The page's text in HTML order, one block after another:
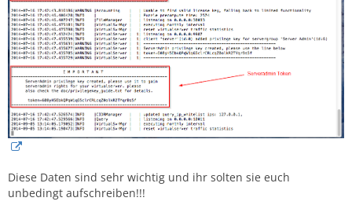
Diese Daten sind sehr wichtig und ihr solten sie euch
unbedingt aufschreiben!!!